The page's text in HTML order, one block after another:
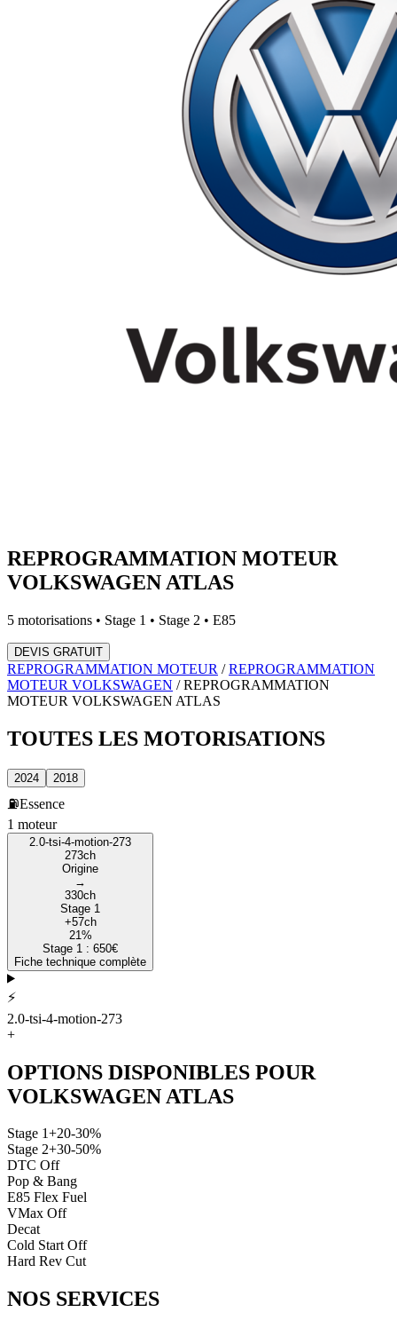
REPROGRAMMATION MOTEUR
VOLKSWAGEN ATLAS
5 motorisations • Stage 1 • Stage 2 • E85
DEVIS GRATUIT
REPROGRAMMATION MOTEUR /REPROGRAMMATION
MOTEUR VOLKSWAGEN /REPROGRAMMATION
MOTEUR VOLKSWAGEN ATLAS
TOUTES LES MOTORISATIONS
2024 2018
⛽Essence
1 moteur
2.0-tsi-4-motion-273
273ch
Origine
→
330ch
Stage 1
+57ch
21%
Stage 1 : 650€
Fiche technique complète
⚡
2.0-tsi-4-motion-273
+
OPTIONS DISPONIBLES POUR
VOLKSWAGEN ATLAS
Stage 1+20-30%
Stage 2+30-50%
DTC Off
Pop & Bang
E85 Flex Fuel
VMax Off
Decat
Cold Start Off
Hard Rev Cut
NOS SERVICES